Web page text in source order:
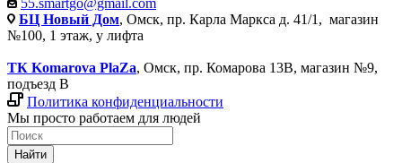
БЦ Новый Дом, Омск, пр. Карла Маркса д. 41/1, магазин
№100, 1 этаж, у лифта
ТК Komarova PlaZa, Омск, пр. Комарова 13В, магазин №9,
подъезд В
Политика конфиденциальности
Мы просто работаем для людей
Найти